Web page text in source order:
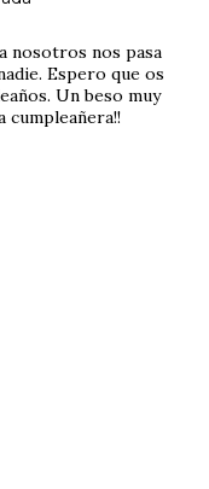
nosotros nos pasa
Espero que os
Un beso muy
cumpleañera!!